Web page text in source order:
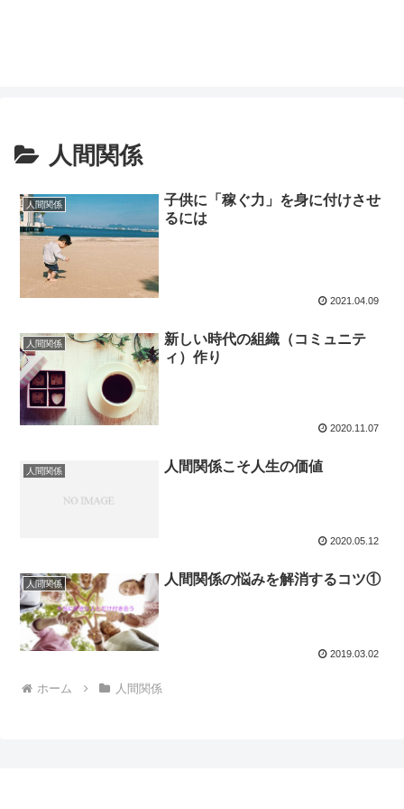
人間関係
人間関係
子供に「稼ぐ力」を身に付けさせ
るには
2021.04.09
人間関係
新しい時代の組織（コミュニテ
ィ）作り
2020.11.07
人間関係 人間関係こそ人生の価値
2020.05.12
人間関係 人間関係の悩みを解消するコツ①
2019.03.02
ホーム 人間関係